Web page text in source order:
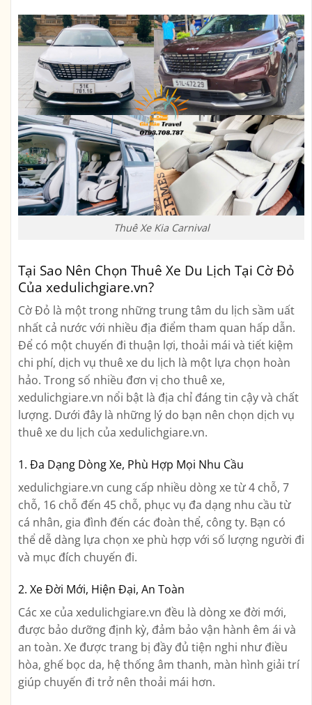
Thuê Xe Kia Carnival
Tại Sao Nên Chọn Thuê Xe Du Lịch Tại Cờ Đỏ
Của xedulichgiare.vn?
Cờ Đỏ là một trong những trung tâm du lịch sầm uất
nhất cả nước với nhiều địa điểm tham quan hấp dẫn.
Để có một chuyến đi thuận lợi, thoải mái và tiết kiệm
chi phí, dịch vụ thuê xe du lịch là một lựa chọn hoàn
hảo. Trong số nhiều đơn vị cho thuê xe,
xedulichgiare.vn nổi bật là địa chỉ đáng tin cậy và chất
lượng. Dưới đây là những lý do bạn nên chọn dịch vụ
thuê xe du lịch của xedulichgiare.vn.
1. Đa Dạng Dòng Xe, Phù Hợp Mọi Nhu Cầu
xedulichgiare.vn cung cấp nhiều dòng xe từ 4 chỗ, 7
chỗ, 16 chỗ đến 45 chỗ, phục vụ đa dạng nhu cầu từ
cá nhân, gia đình đến các đoàn thể, công ty. Bạn có
thể dễ dàng lựa chọn xe phù hợp với số lượng người đi
và mục đích chuyến đi.
2. Xe Đời Mới, Hiện Đại, An Toàn
Các xe của xedulichgiare.vn đều là dòng xe đời mới,
được bảo dưỡng định kỳ, đảm bảo vận hành êm ái và
an toàn. Xe được trang bị đầy đủ tiện nghi như điều
hòa, ghế bọc da, hệ thống âm thanh, màn hình giải trí
giúp chuyến đi trở nên thoải mái hơn.